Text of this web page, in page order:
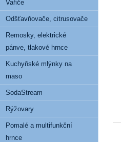
Vařiče
Odšťavňovače, citrusovače
Remosky, elektrické
pánve, tlakové hrnce
Kuchyňské mlýnky na
maso
SodaStream
Rýžovary
Pomalé a multifunkční
hrnce